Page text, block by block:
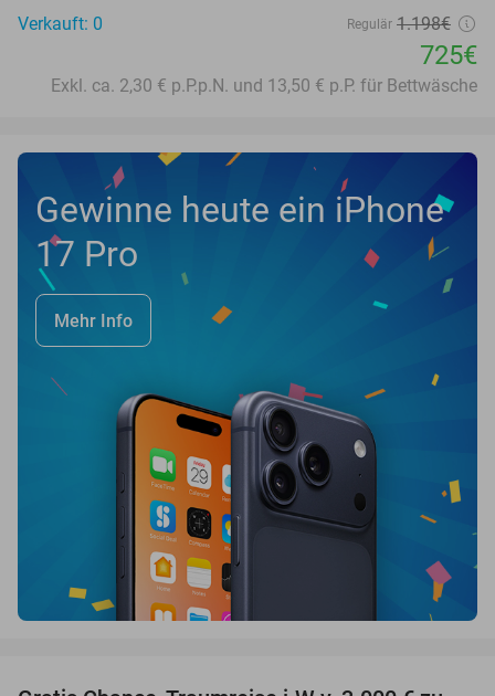
Verkauft: 0
Regulär 1.198€
725€
Exkl. ca. 2,30 € p.P.p.N. und 13,50 € p.P. für Bettwäsche
Gewinne heute ein iPhone
17 Pro
Mehr Info